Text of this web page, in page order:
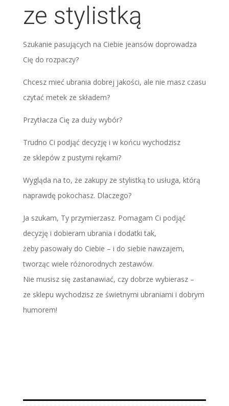
ze stylistką
Szukanie pasujących na Ciebie jeansów doprowadza
Cię do rozpaczy?
Chcesz mieć ubrania dobrej jakości, ale nie masz czasu
czytać metek ze składem?
Przytłacza Cię za duży wybór?
Trudno Ci podjąć decyzję i w końcu wychodzisz
ze sklepów z pustymi rękami?
Wygląda na to, że zakupy ze stylistką to usługa, którą
naprawdę pokochasz. Dlaczego?
Ja szukam, Ty przymierzasz. Pomagam Ci podjąć
decyzję i dobieram ubrania i dodatki tak,
żeby pasowały do Ciebie – i do siebie nawzajem,
tworząc wiele różnorodnych zestawów.
Nie musisz się zastanawiać, czy dobrze wybierasz –
ze sklepu wychodzisz ze świetnymi ubraniami i dobrym
humorem!